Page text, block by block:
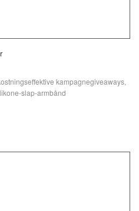
kampagnegiveaways,
slap-armbånd